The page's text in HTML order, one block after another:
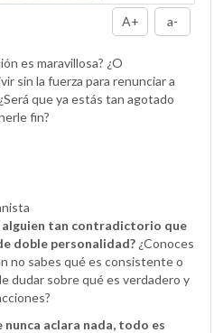
A+ a-
es maravillosa? ¿O
sin la fuerza para renunciar a
que ya estás tan agotado
fin?
alguien tan contradictorio que
doble personalidad? ¿Conoces
no sabes qué es consistente o
dudar sobre qué es verdadero y
nunca aclara nada, todo es